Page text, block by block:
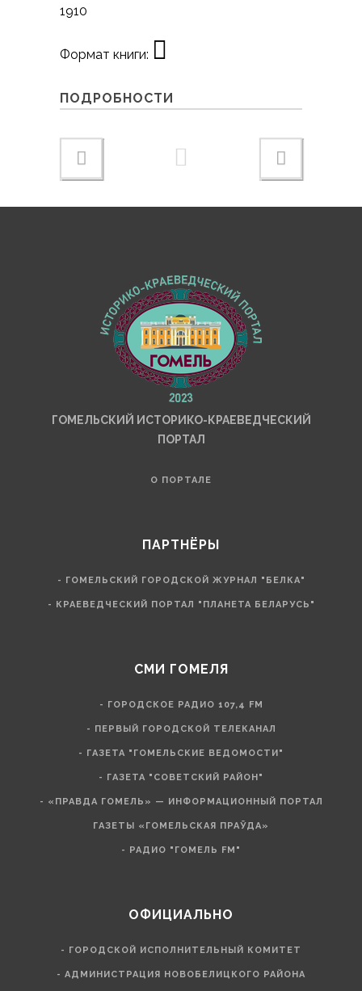
1910
Формат книги:
ПОДРОБНОСТИ
ГОМЕЛЬСКИЙ ИСТОРИКО-КРАЕВЕДЧЕСКИЙ
ПОРТАЛ
О ПОРТАЛЕ
ПАРТНЁРЫ
- ГОМЕЛЬСКИЙ ГОРОДСКОЙ ЖУРНАЛ "БЕЛКА"
- КРАЕВЕДЧЕСКИЙ ПОРТАЛ "ПЛАНЕТА БЕЛАРУСЬ"
СМИ ГОМЕЛЯ
- ГОРОДСКОЕ РАДИО 107,4 FM
- ПЕРВЫЙ ГОРОДСКОЙ ТЕЛЕКАНАЛ
- ГАЗЕТА "ГОМЕЛЬСКИЕ ВЕДОМОСТИ"
- ГАЗЕТА "СОВЕТСКИЙ РАЙОН"
- «ПРАВДА ГОМЕЛЬ» — ИНФОРМАЦИОННЫЙ ПОРТАЛ
ГАЗЕТЫ «ГОМЕЛЬСКАЯ ПРАЎДА»
- РАДИО "ГОМЕЛЬ FM"
ОФИЦИАЛЬНО
- ГОРОДСКОЙ ИСПОЛНИТЕЛЬНЫЙ КОМИТЕТ
- АДМИНИСТРАЦИЯ НОВОБЕЛИЦКОГО РАЙОНА